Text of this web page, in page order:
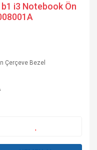
i3 Notebook Ön
Çerçeve Bezel